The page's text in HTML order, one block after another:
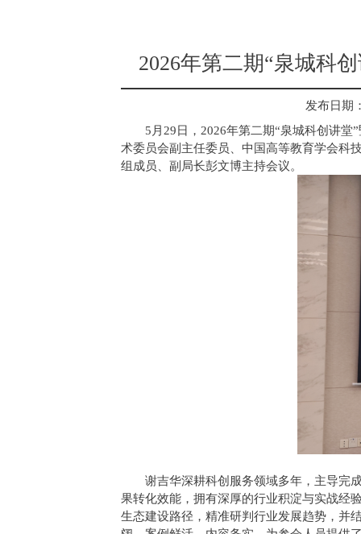
2026年第二期“泉城科
发布日期
5月29日，2026年第二期“泉城科创讲
术委员会副主任委员、中国高等教育学会科
组成员、副局长彭文博主持会议。
谢吉华深耕科创服务领域多年，主导完
果转化效能，拥有深厚的行业积淀与实战经
生态建设路径，精准研判行业发展趋势，并